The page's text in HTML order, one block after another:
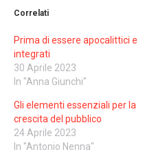
Correlati
Prima di essere apocalittici e
integrati
30 Aprile 2023
In "Anna Giunchi"
Gli elementi essenziali per la
crescita del pubblico
24 Aprile 2023
In "Antonio Nenna"